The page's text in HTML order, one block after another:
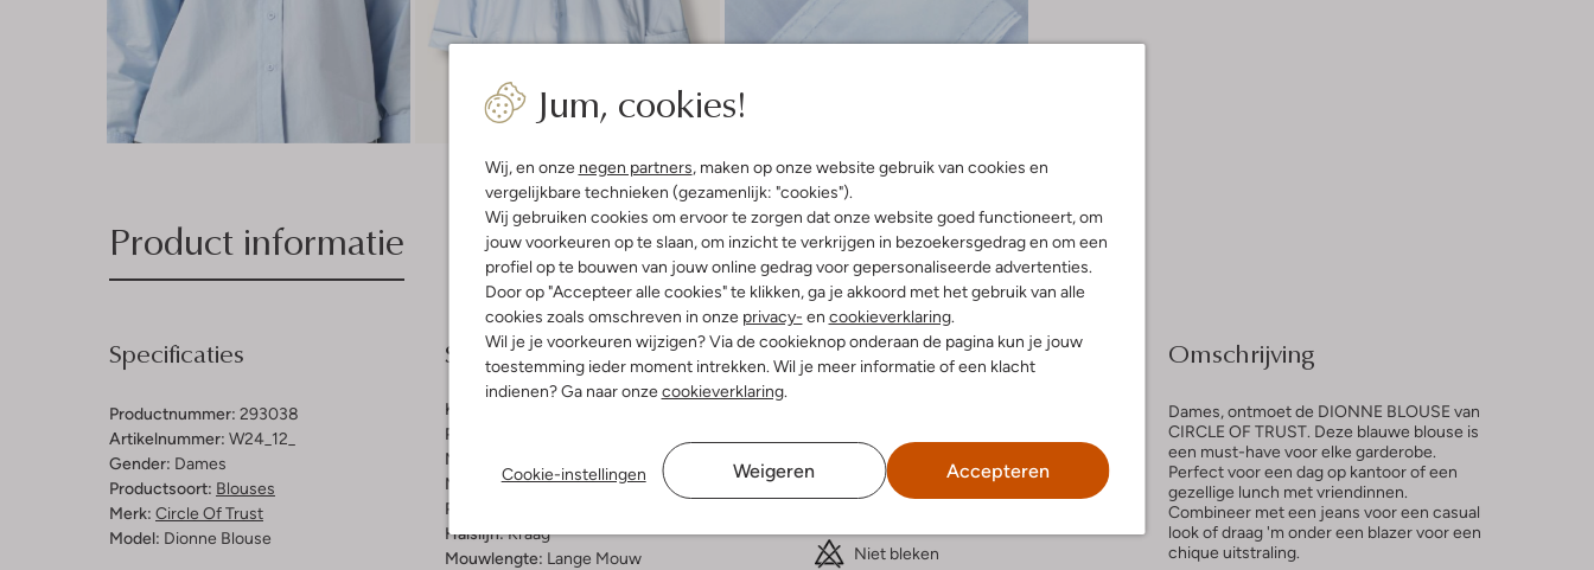
Jum, cookies!
Wij, en onze negen partners, maken op onze website gebruik van cookies en
vergelijkbare technieken (gezamenlijk: "cookies").
Wij gebruiken cookies om ervoor te zorgen dat onze website goed functioneert, om
jouw voorkeuren op te slaan, om inzicht te verkrijgen in bezoekersgedrag en om een
profiel op te bouwen van jouw online gedrag voor gepersonaliseerde advertenties.
Door op "Accepteer alle cookies" te klikken, ga je akkoord met het gebruik van alle
cookies zoals omschreven in onze privacy- en cookieverklaring.
Wil je je voorkeuren wijzigen? Via de cookieknop onderaan de pagina kun je jouw
toestemming ieder moment intrekken. Wil je meer informatie of een klacht
indienen? Ga naar onzecookieverklaring.
Cookie-instellingen Weigeren Accepteren
Product informatie Bezorgen & retourneren
Specificaties
Productnummer: 293038
Artikelnummer: W24_12_
Gender: Dames
Productsoort: Blouses
Merk: Circle Of Trust
Model: Dionne Blouse
Samenstelling & Pasvorm
Kleur:
Patroon:
Materiaal:
Materiaalpercentages:100% Katoen
Pasvorm:
Halslijn:Kraag
Mouwlengte: Lange Mouw
Wasvoorschriften
Strijken op maximaal 110 °C
Alleen hangend drogen
Niet bleken
Omschrijving
Dames, ontmoet de DIONNE BLOUSE van
CIRCLE OF TRUST. Deze blauwe blouse is
een must-have voor elke garderobe.
Perfect voor een dag op kantoor of een
gezellige lunch met vriendinnen.
Combineer met een jeans voor een casual
look of draag 'm onder een blazer voor een
chique uitstraling.